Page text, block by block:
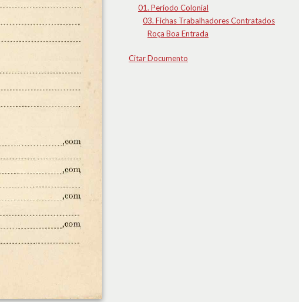
01. Período Colonial
03. Fichas Trabalhadores Contratados
Roça Boa Entrada
Citar Documento